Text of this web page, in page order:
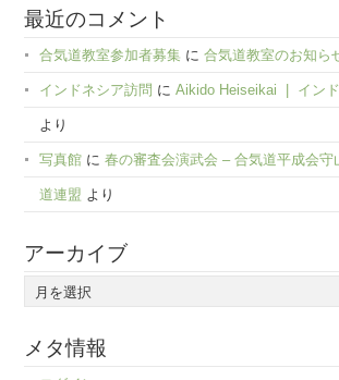
最近のコメント
合気道教室参加者募集 に合気道教室のお知ら
インドネシア訪問 にAikido Heiseikai | イン
より
写真館 に春の審査会演武会 – 合気道平成会守
道連盟 より
アーカイブ
ー
メタ情報